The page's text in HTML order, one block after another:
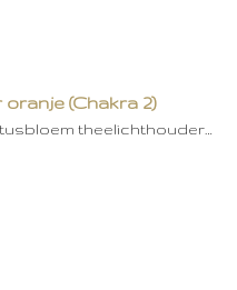
(Chakra 2)
theelichthouder…